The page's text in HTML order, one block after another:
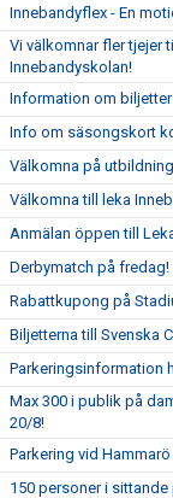
Innebandyflex - En
Vi välkomnar fler tjejer
Innebandyskolan!
Information om
Info om säsongskort
Välkomna på
Välkomna till leka
Anmälan öppen till
Derbymatch på fredag!
Rabattkupong på
Biljetterna till Svenska
Parkeringsinformation
Max 300 i publik på
20/8!
Parkering vid
150 personer i